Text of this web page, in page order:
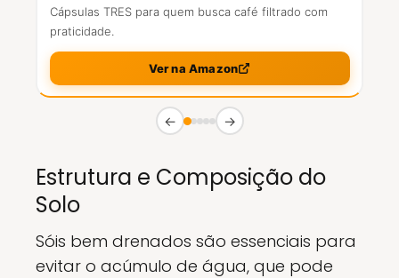
Cápsulas TRES para quem busca café filtrado com
praticidade.
Ver na Amazon
← →
Estrutura e Composição do
Solo
Sóis bem drenados são essenciais para
evitar o acúmulo de água, que pode